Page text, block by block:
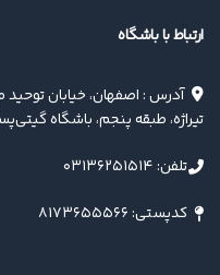
ارتباط با باشگاه
آدرس : اصفهان، خیابان توحید
تیراژه، طبقه پنجم، باشگاه
تلفن: ۰۳۱۳۶۲۵۱۵۱۴
کدپستی: ۸۱۷۳۶۵۵۵۶۶